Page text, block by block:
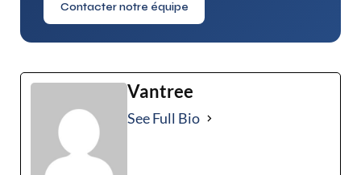
Contacter notre équipe
Vantree
See Full Bio